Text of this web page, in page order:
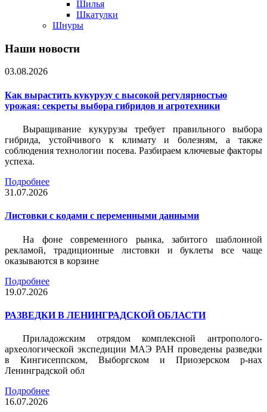
Шилья
Шкатулки
Шнуры
Наши новости
03.08.2026
Как вырастить кукурузу с высокой регулярностью
урожая: секреты выбора гибридов и агротехники
Выращивание кукурузы требует правильного выбора
гибрида, устойчивого к климату и болезням, а также
соблюдения технологии посева. Разбираем ключевые факторы
успеха.
Подробнее
31.07.2026
Листовки c кодами с переменными данными
На фоне современного рынка, забитого шаблонной
рекламой, традиционные листовки и буклеты все чаще
оказываются в корзине
Подробнее
19.07.2026
РАЗВЕДКИ В ЛЕНИНГРАДСКОЙ ОБЛАСТИ
Приладожским отрядом комплексной антрополого-
археологической экспедиции МАЭ РАН проведены разведки
в Кингисеппском, Выборгском и Приозерском р-нах
Ленинградской обл
Подробнее
16.07.2026